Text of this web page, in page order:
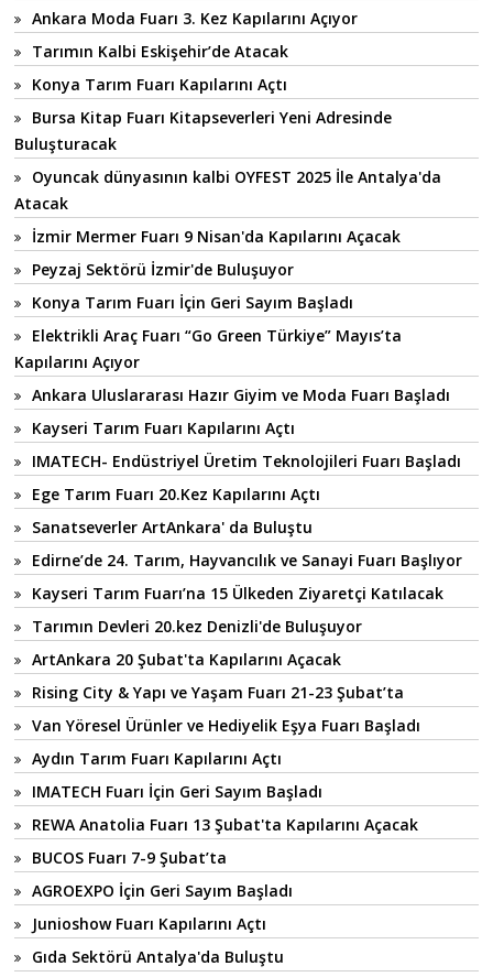
Ankara Moda Fuarı 3. Kez Kapılarını Açıyor
Tarımın Kalbi Eskişehir’de Atacak
Konya Tarım Fuarı Kapılarını Açtı
Bursa Kitap Fuarı Kitapseverleri Yeni Adresinde
Buluşturacak
Oyuncak dünyasının kalbi OYFEST 2025 İle Antalya'da
Atacak
İzmir Mermer Fuarı 9 Nisan'da Kapılarını Açacak
Peyzaj Sektörü İzmir'de Buluşuyor
Konya Tarım Fuarı İçin Geri Sayım Başladı
Elektrikli Araç Fuarı “Go Green Türkiye” Mayıs’ta
Kapılarını Açıyor
Ankara Uluslararası Hazır Giyim ve Moda Fuarı Başladı
Kayseri Tarım Fuarı Kapılarını Açtı
IMATECH- Endüstriyel Üretim Teknolojileri Fuarı Başladı
Ege Tarım Fuarı 20.Kez Kapılarını Açtı
Sanatseverler ArtAnkara' da Buluştu
Edirne’de 24. Tarım, Hayvancılık ve Sanayi Fuarı Başlıyor
Kayseri Tarım Fuarı’na 15 Ülkeden Ziyaretçi Katılacak
Tarımın Devleri 20.kez Denizli'de Buluşuyor
ArtAnkara 20 Şubat'ta Kapılarını Açacak
Rising City & Yapı ve Yaşam Fuarı 21-23 Şubat’ta
Van Yöresel Ürünler ve Hediyelik Eşya Fuarı Başladı
Aydın Tarım Fuarı Kapılarını Açtı
IMATECH Fuarı İçin Geri Sayım Başladı
REWA Anatolia Fuarı 13 Şubat'ta Kapılarını Açacak
BUCOS Fuarı 7-9 Şubat’ta
AGROEXPO İçin Geri Sayım Başladı
Junioshow Fuarı Kapılarını Açtı
Gıda Sektörü Antalya'da Buluştu